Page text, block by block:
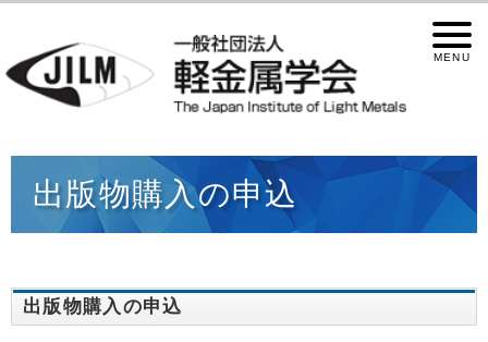
出版物購入の申込
出版物購入の申込